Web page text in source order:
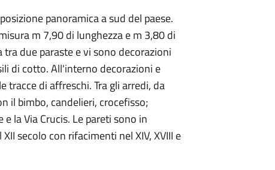
panoramica a sud del paese.
m 7,90 di lunghezza e m 3,80 di
tra due paraste e vi sono decorazioni
di cotto. All'interno decorazioni e
tracce di affreschi. Tra gli arredi, da
il bimbo, candelieri, crocefisso;
la Via Crucis. Le pareti sono in
secolo con rifacimenti nel XIV, XVIII e